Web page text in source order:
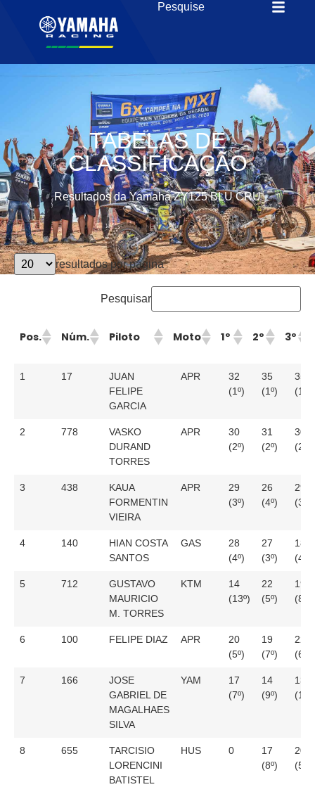
TABELAS DE
CLASSIFICAÇÃO
Resultados da Yamaha ZY125 BLU CRU
resultados por página
Pesquisar
Pos. Núm. Piloto Moto 1º 2º 3º
Pos. Núm. Piloto Moto 1º 2º 3º
1 17
JUAN
FELIPE
GARCIA
APR
32
(1º)
35
(1º)
35
(1º)
2 778
VASKO
DURAND
TORRES
APR
30
(2º)
31
(2º)
30
(2º)
3 438
KAUA
FORMENTIN
VIEIRA
APR
29
(3º)
26
(4º)
29
(3º)
4 140
HIAN COSTA
SANTOS
GAS
28
(4º)
27
(3º)
18
(4º)
5 712
GUSTAVO
MAURICIO
M. TORRES
KTM
14
(13º)
22
(5º)
19
(8º)
6 100 FELIPE DIAZ APR
20
(5º)
19
(7º)
22
(6º)
7 166
JOSE
GABRIEL DE
MAGALHAES
SILVA
YAM
17
(7º)
14
(9º)
13
8 655
TARCISIO
LORENCINI
BATISTEL
HUS 0
17
(8º)
20
(5º)